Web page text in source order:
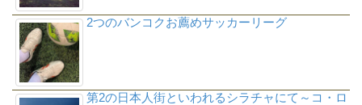
2つのバンコクお薦めサッカーリーグ
第2の日本人街といわれるシラチャにて～コ・ロ